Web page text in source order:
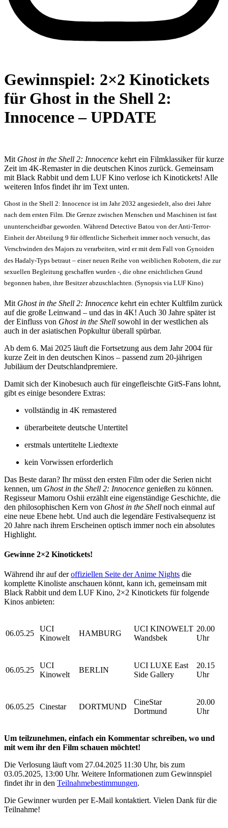
Gewinnspiel: 2×2 Kinotickets
für Ghost in the Shell 2:
Innocence – UPDATE
Mit Ghost in the Shell 2: Innocence kehrt ein Filmklassiker für kurze
Zeit im 4K-Remaster in die deutschen Kinos zurück. Gemeinsam
mit Black Rabbit und dem LUF Kino verlose ich Kinotickets! Alle
weiteren Infos findet ihr im Text unten.
Ghost in the Shell 2: Innocence ist im Jahr 2032 angesiedelt, also drei Jahre
nach dem ersten Film. Die Grenze zwischen Menschen und Maschinen ist fast
ununterscheidbar geworden. Während Detective Batou von der Anti-Terror-
Einheit der Abteilung 9 für öffentliche Sicherheit immer noch versucht, das
Verschwinden des Majors zu verarbeiten, wird er mit dem Fall von Gynoiden
des Hadaly-Typs betraut – einer neuen Reihe von weiblichen Robotern, die zur
sexuellen Begleitung geschaffen wurden -, die ohne ersichtlichen Grund
begonnen haben, ihre Besitzer abzuschlachten. (Synopsis via LUF Kino)
Mit Ghost in the Shell 2: Innocence kehrt ein echter Kultfilm zurück
auf die große Leinwand – und das in 4K! Auch 30 Jahre später ist
der Einfluss von Ghost in the Shell sowohl in der westlichen als
auch in der asiatischen Popkultur überall spürbar.
Ab dem 6. Mai 2025 läuft die Fortsetzung aus dem Jahr 2004 für
kurze Zeit in den deutschen Kinos – passend zum 20-jährigen
Jubiläum der Deutschlandpremiere.
Damit sich der Kinobesuch auch für eingefleischte GitS-Fans lohnt,
gibt es einige besondere Extras:
vollständig in 4K remastered
überarbeitete deutsche Untertitel
erstmals untertitelte Liedtexte
kein Vorwissen erforderlich
Das Beste daran? Ihr müsst den ersten Film oder die Serien nicht
kennen, um Ghost in the Shell 2: Innocence genießen zu können.
Regisseur Mamoru Oshii erzählt eine eigenständige Geschichte, die
den philosophischen Kern von Ghost in the Shell noch einmal auf
eine neue Ebene hebt. Und auch die legendäre Festivalsequenz ist
20 Jahre nach ihrem Erscheinen optisch immer noch ein absolutes
Highlight.
Gewinne 2×2 Kinotickets!
Während ihr auf deroffiziellen Seite der Anime Nights die
komplette Kinoliste anschauen könnt, kann ich, gemeinsam mit
Black Rabbit und dem LUF Kino, 2×2 Kinotickets für folgende
Kinos anbieten:
06.05.25
UCI
Kinowelt
HAMBURG
UCI KINOWELT
Wandsbek
20.00
Uhr
06.05.25
UCI
Kinowelt
BERLIN
UCI LUXE East
Side Gallery
20.15
Uhr
06.05.25 Cinestar DORTMUND
CineStar
Dortmund
20.00
Uhr
Um teilzunehmen, einfach ein Kommentar schreiben, wo und
mit wem ihr den Film schauen möchtet!
Die Verlosung läuft vom 27.04.2025 11:30 Uhr, bis zum
03.05.2025, 13:00 Uhr. Weitere Informationen zum Gewinnspiel
findet ihr in den Teilnahmebestimmungen.
Die Gewinner wurden per E-Mail kontaktiert. Vielen Dank für die
Teilnahme!